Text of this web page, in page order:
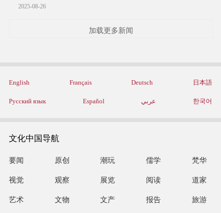
2025-08-26
加载更多新闻
English Français Deutsch 日本語
Русский язык Español عربي 한국어
文化中国导航
要闻 原创 潮玩 儒学 梵华
视觉 观察 展览 阅读 道家
艺术 文物 文产 报告 旅游